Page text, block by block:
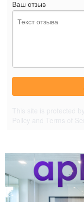
Ваш отзыв